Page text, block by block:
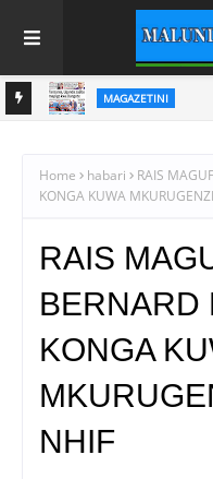
MAGAZETINI
Home habari
RAIS
KONGA KUWA
RAIS
BERNARD
KONGA
NHIF